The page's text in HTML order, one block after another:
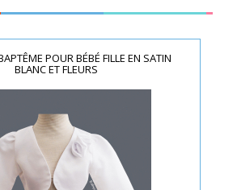
POUR BÉBÉ FILLE EN SATIN
BLANC ET FLEURS